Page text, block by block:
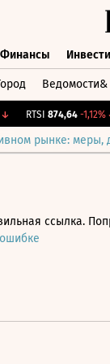
Финансы
Ведомости&
RTSI 874,64 -1,12% ↓
рынке: меры,
ссылка.